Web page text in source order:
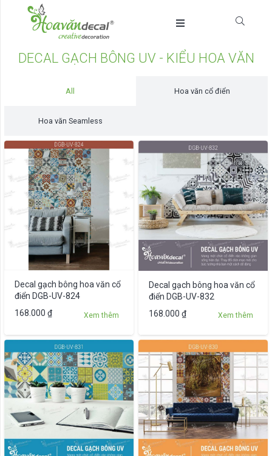
DECAL GẠCH BÔNG UV - KIỂU HOA VĂN
All Hoa văn cổ điển
Hoa văn Seamless
Decal gạch bông hoa văn cổ
điển DGB-UV-824
168.000 ₫ Xem thêm
Sản
này
có
nhiều
biến
thể.
Các
tùy
chọn
có
Decal gạch bông hoa văn cổ
điển DGB-UV-832
168.000 ₫ Xem thêm